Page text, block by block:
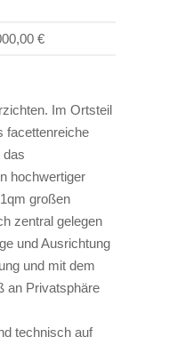
€
Im Ortsteil
facettenreiche
das
hochwertiger
großen
zentral gelegen
und Ausrichtung
und mit dem
an Privatsphäre
technisch auf